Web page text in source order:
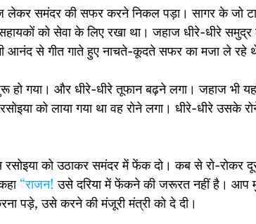
लेकर समंदर की सफर करने निकल पड़ा। सागर के जो
को सेवा के लिए रखा था। जहाज धीरे-धीरे
आनंद से गीत गाते हुए नाचते-कूदते सफर का मजा ले रहे
हो गया। और धीरे-धीरे तूफान बढ़ने लगा। जहाज भी
को लाया गया था वह रोने लगा। धीरे-धीरे उसके
रसोइया को उठाकर समंदर में फेंक दो। कब से रो-रोकर
“राजन! उसे दरिया में फेंकने की जरूरत नहीं है। आप
पड़े, उसे करने की मंजूरी मंत्री को दे दी।